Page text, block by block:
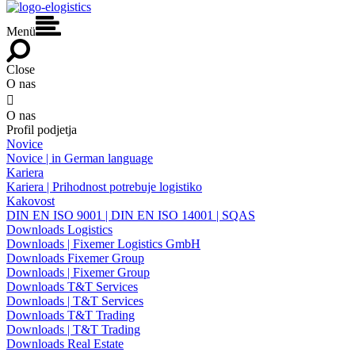
Menü
Close
O nas

O nas
Profil podjetja
Novice
Novice | in German language
Kariera
Kariera | Prihodnost potrebuje logistiko
Kakovost
DIN EN ISO 9001 | DIN EN ISO 14001 | SQAS
Downloads Logistics
Downloads | Fixemer Logistics GmbH
Downloads Fixemer Group
Downloads | Fixemer Group
Downloads T&T Services
Downloads | T&T Services
Downloads T&T Trading
Downloads | T&T Trading
Downloads Real Estate